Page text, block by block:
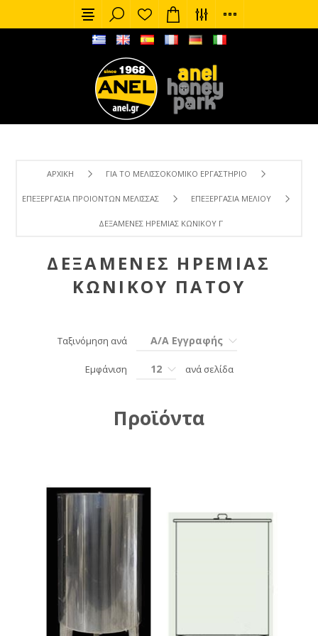
ΑΡΧΙΚΉ ΓΙΑ ΤΟ ΜΕΛΙΣΣΟΚΟΜΙΚΌ ΕΡΓΑΣΤΉΡΙΟ
ΕΠΕΞΕΡΓΑΣΊΑ ΠΡΟΙΌΝΤΩΝ ΜΈΛΙΣΣΑΣ ΕΠΕΞΕΡΓΑΣΊΑ ΜΕΛΙΟΎ
ΔΕΞΑΜΕΝΈΣ ΗΡΕΜΊΑΣ ΚΩΝΙΚΟΎ ΠΆΤΟΥ
ΔΕΞΑΜΕΝΈΣ ΗΡΕΜΊΑΣ
ΚΩΝΙΚΟΎ ΠΆΤΟΥ
Ταξινόμηση ανά Α/Α Εγγραφής
Εμφάνιση 12 ανά σελίδα
Προϊόντα